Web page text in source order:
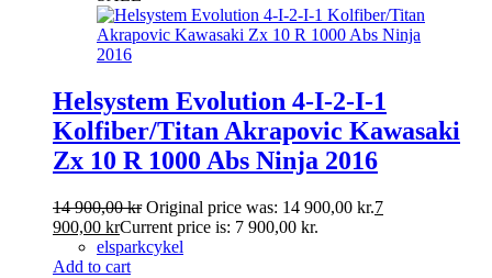
Helsystem Evolution 4-I-2-I-1
Kolfiber/Titan Akrapovic Kawasaki
Zx 10 R 1000 Abs Ninja 2016
14 900,00kr Original price was: 14 900,00 kr.7
900,00 krCurrent price is: 7 900,00 kr.
elsparkcykel
Add to cart